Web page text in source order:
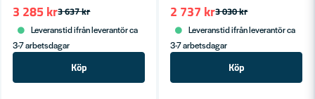
3 637 kr
3 285 kr
Leveranstid ifrån leverantör ca
3-7 arbetsdagar
Köp
3 030 kr
2 737 kr
Leveranstid ifrån leverantör ca
3-7 arbetsdagar
Köp